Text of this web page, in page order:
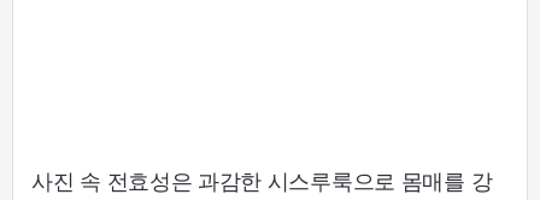
사진 속 전효성은 과감한 시스루룩으로 몸매를 강